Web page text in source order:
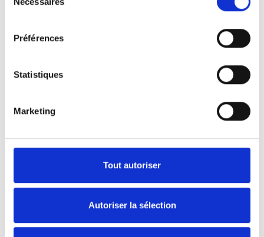
Préférences
Statistiques
Marketing
Tout autoriser
Autoriser la sélection
universelle
Marquage CE
Prenez contact avec le distributeur le
démonstration.
Trouver un revendeur local